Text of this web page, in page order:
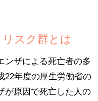
スク群とは
ンザによる死亡者の多
22年度の厚生労働省の
が原因で死亡した人の